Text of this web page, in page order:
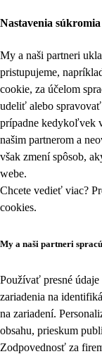
Nastavenia súkromia
My a naši partneri
pristupujeme,
cookie, za účelom
udeliť alebo
prípadne kedykoľvek
našim partnerom a
však zmení spôsob,
webe.
Chcete vedieť viac?
cookies.
My a naši partneri
Používať presné
zariadenia na
na zariadení.
obsahu, prieskum
Zodpovednosť za